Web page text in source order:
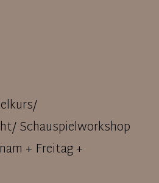
Schauspielworkshop
+ Freitag +